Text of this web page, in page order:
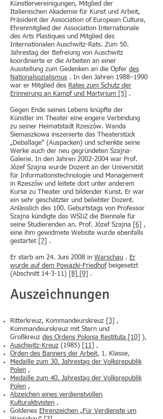
Künstlervereinigungen, Mitglied der
Italienischen Akademie für Kunst und Arbeit,
Präsident der Association of European Culture,
Ehrenmitglied der Association Internationale
des Arts Plastiques und Mitglied des
Internationalen Auschwitz-Rats. Zum 50.
Jahrestag der Befreiung von Auschwitz
koordinierte er die Arbeiten an einer
Ausstellung zum Gedenken an die Opfer des
Nationalsozialismus . In den Jahren 1988–1990
war er Mitglied des Rates zum Schutz der
Erinnerung an Kampf und Martyrium
[5] .
Gegen Ende seines Lebens knüpfte der
Künstler im Theater eine engere Verbindung
zu seiner Heimatstadt Rzeszów. Wanda
Siemaszkowa inszenierte das Theaterstück
„Deballage“ (Auspacken) und schenkte seine
Werke auch der neu gegründeten Szajna-
Galerie. In den Jahren 2002-2004 war Prof.
Józef Szajna wurde Dozent an der Universität
für Informationstechnologie und Management
in Rzeszów und leitete dort unter anderem
Kurse zu Theater und bildender Kunst. Er war
ein sehr geschätzter und beliebter Dozent.
Anlässlich des 100. Geburtstags von Professor
Szajna kündigte das WSIiZ die Biennale für
seine Studierenden an. Prof. Józef Szajna
[6]
,
eine ihm gewidmete Website wurde ebenfalls
gestartet
[7] .
Er starb am 24. Juni 2008 in Warschau . Er
wurde auf dem Powązki-Friedhofbeigesetzt
(Abschnitt 14-3-11)
[8] [9] .
Auszeichnungen
Ritterkreuz, Kommandeurskreuz [3]
,
Kommandeurskreuz mit Stern und
Großkreuz des Ordens Polonia Restituta [10]
),
Auschwitz-Kreuz (1985) [11]
,
Orden des Banners der Arbeit, 1. Klasse,
Medaille zum 30. Jahrestag der Volksrepublik
Polen ,
Medaille zum 40. Jahrestag der Volksrepublik
Polen ,
Abzeichen eines verdienstvollen
Kulturaktivisten ,
Goldenes Ehrenzeichen „Für Verdienste um